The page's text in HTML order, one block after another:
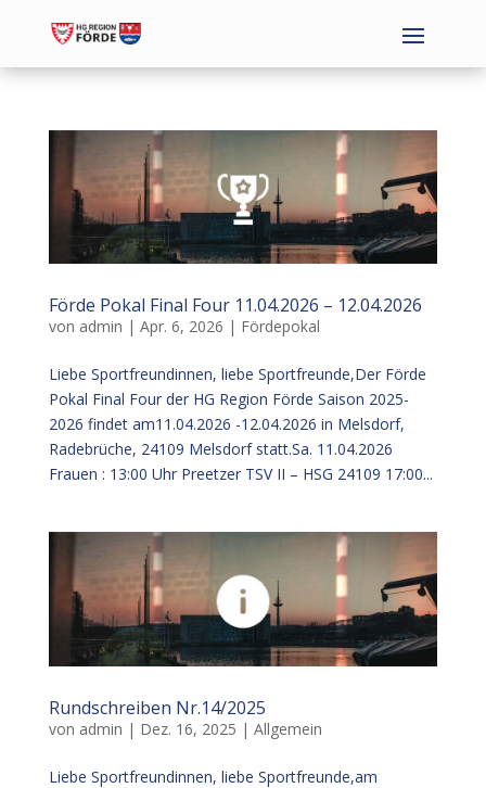
Förde Pokal Final Four 11.04.2026 – 12.04.2026
von admin | Apr. 6, 2026 | Fördepokal
Liebe Sportfreundinnen, liebe Sportfreunde,Der Förde
Pokal Final Four der HG Region Förde Saison 2025-
2026 findet am11.04.2026 -12.04.2026 in Melsdorf,
Radebrüche, 24109 Melsdorf statt.Sa. 11.04.2026
Frauen : 13:00 Uhr Preetzer TSV II – HSG 24109 17:00...
Rundschreiben Nr.14/2025
von admin | Dez. 16, 2025 | Allgemein
Liebe Sportfreundinnen, liebe Sportfreunde,am